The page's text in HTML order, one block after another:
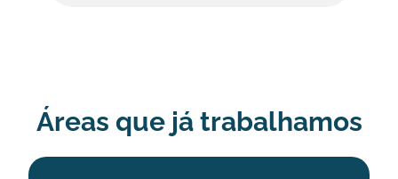
Áreas que já trabalhamos​